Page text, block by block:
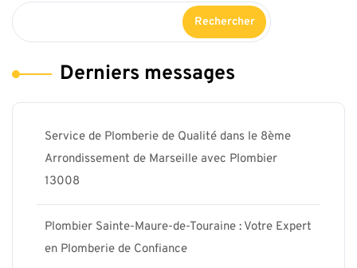
Rechercher
Derniers messages
Service de Plomberie de Qualité dans le 8ème
Arrondissement de Marseille avec Plombier
13008
Plombier Sainte-Maure-de-Touraine : Votre Expert
en Plomberie de Confiance